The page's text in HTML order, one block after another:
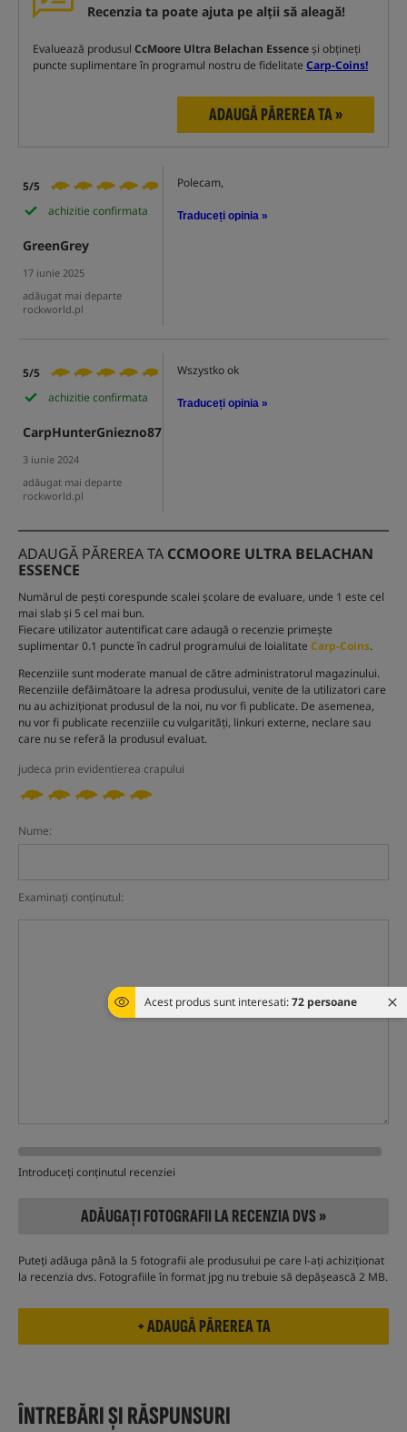
Acest produs sunt interesati:72 persoane
Recenzia ta poate ajuta pe alții să aleagă!
Evaluează produsul CcMoore Ultra Belachan Essenceși obțineți
puncte suplimentare în programul nostru de fidelitate Carp-Coins!
ADAUGĂ PĂREREA TA »
5/5
achizitie confirmata
GreenGrey
17 iunie 2025
adăugat mai departe
rockworld.pl
Polecam,
Traduceți opinia »
5/5
achizitie confirmata
CarpHunterGniezno87
3 iunie 2024
adăugat mai departe
rockworld.pl
Wszystko ok
Traduceți opinia »
ADAUGĂ PĂREREA TA CCMOORE ULTRA BELACHAN
ESSENCE
Numărul de pești corespunde scalei școlare de evaluare, unde 1 este cel
mai slab și 5 cel mai bun.
Fiecare utilizator autentificat care adaugă o recenzie primește
suplimentar 0.1 puncte în cadrul programului de loialitate Carp-Coins.
Recenziile sunt moderate manual de către administratorul magazinului.
Recenziile defăimătoare la adresa produsului, venite de la utilizatori care
nu au achiziționat produsul de la noi, nu vor fi publicate. De asemenea,
nu vor fi publicate recenziile cu vulgarități, linkuri externe, neclare sau
care nu se referă la produsul evaluat.
judeca prin evidentierea crapului
Nume:
Examinați conținutul:
Introduceți conținutul recenziei
ADĂUGAȚI FOTOGRAFII LA RECENZIA DVS »
Puteți adăuga până la 5 fotografii ale produsului pe care l-ați achiziționat
la recenzia dvs. Fotografiile în format jpg nu trebuie să depășească 2 MB.
ÎNTREBĂRI ȘI RĂSPUNSURI